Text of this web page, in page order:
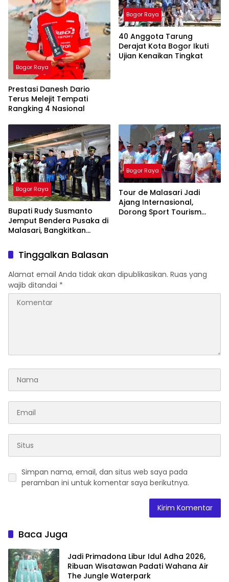
Bogor Raya
Prestasi Danesh Dario
Terus Melejit Tempati
Rangking 4 Nasional
Bogor Raya
40 Anggota Tarung
Derajat Kota Bogor Ikuti
Ujian Kenaikan Tingkat
Bogor Raya
Bupati Rudy Susmanto
Jemput Bendera Pusaka di
Malasari, Bangkitkan
Bogor Raya
Tour de Malasari Jadi
Ajang Internasional,
Dorong Sport Tourism
Tinggalkan Balasan
Alamat email Anda tidak akan dipublikasikan. Ruas yang
wajib ditandai *
Simpan nama, email, dan situs web saya pada
peramban ini untuk komentar saya berikutnya.
Baca Juga
Jadi Primadona Libur Idul Adha 2026,
Ribuan Wisatawan Padati Wahana Air
The Jungle Waterpark